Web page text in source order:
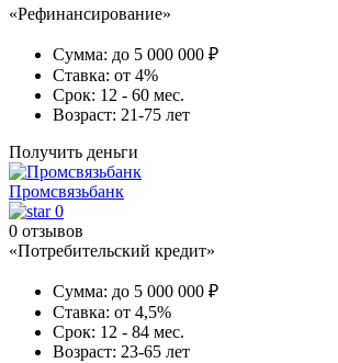
«Рефинансирование»
Сумма: до 5 000 000 ₽
Ставка: от 4%
Срок: 12 - 60 мес.
Возраст: 21-75 лет
Получить деньги
Промсвязьбанк
0
0 отзывов
«Потребительский кредит»
Сумма: до 5 000 000 ₽
Ставка: от 4,5%
Срок: 12 - 84 мес.
Возраст: 23-65 лет